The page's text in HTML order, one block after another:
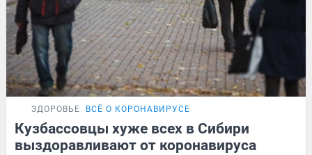
ЗДОРОВЬЕ ВСЁ О КОРОНАВИРУСЕ
Кузбассовцы хуже всех в Сибири
выздоравливают от коронавируса